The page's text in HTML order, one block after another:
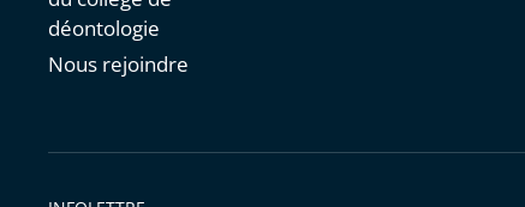
déontologie
Nous rejoindre